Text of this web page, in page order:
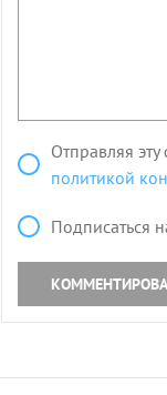
Отправляя
политикой
Подписаться